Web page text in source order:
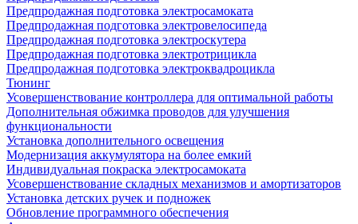
Предпродажная подготовка электросамоката
Предпродажная подготовка электровелосипеда
Предпродажная подготовка электроскутера
Предпродажная подготовка электротрицикла
Предпродажная подготовка электроквадроцикла
Тюнинг
Усовершенствование контроллера для оптимальной работы
Дополнительная обжимка проводов для улучшения
функциональности
Установка дополнительного освещения
Модернизация аккумулятора на более емкий
Индивидуальная покраска электросамоката
Усовершенствование складных механизмов и амортизаторов
Установка детских ручек и подножек
Обновление программного обеспечения